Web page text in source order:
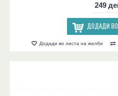
249
ДОДАДИ
Додади во листа на желби